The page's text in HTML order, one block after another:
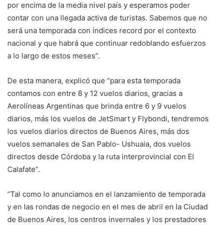
por encima de la media nivel país y esperamos poder
contar con una llegada activa de turistas. Sabemos que no
será una temporada con índices record por el contexto
nacional y que habrá que continuar redoblando esfuerzos
a lo largo de estos meses”.
De esta manera, explicó que “para esta temporada
contamos con entre 8 y 12 vuelos diarios, gracias a
Aerolíneas Argentinas que brinda entre 6 y 9 vuelos
diarios, más los vuelos de JetSmart y Flybondi, tendremos
los vuelos diarios directos de Buenos Aires, más dos
vuelos semanales de San Pablo- Ushuaia, dos vuelos
directos desde Córdoba y la ruta interprovincial con El
Calafate”.
“Tal como lo anunciamos en el lanzamiento de temporada
y en las rondas de negocio en el mes de abril en la Ciudad
de Buenos Aires, los centros invernales y los prestadores